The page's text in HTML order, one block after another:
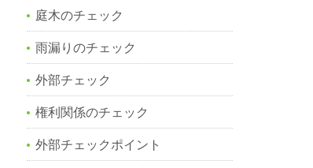
庭木のチェック
雨漏りのチェック
外部チェック
権利関係のチェック
外部チェックポイント